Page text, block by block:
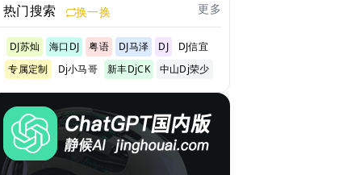
热门搜索 换一换 更多
DJ苏灿 海口DJ 粤语 DJ马泽 DJ
DJ信宜
专属定制
Dj小马哥 新丰DjCK 中山Dj荣少